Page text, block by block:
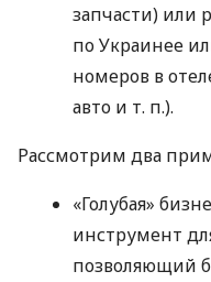
запчасти) или
по Украинее
номеров в
авто и т. п.).
Рассмотрим два
«Голубая»
инструмент
позволяющий